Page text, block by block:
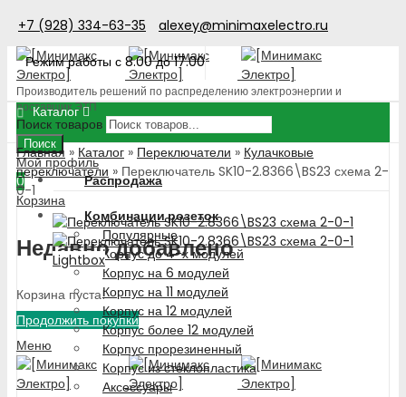
+7 (928) 334-63-35
alexey@minimaxelectro.ru
Режим работы с 8.00 до 17.00
Производитель решений по распределению электроэнергии и
поставщик ЭТП
Поиск товаров
Поиск
Мой профиль
0
Корзина
Недавно добавлено
Корзина пуста!
Продолжить покупки
Меню
Каталог
Распродажа
Комбинации розеток
Популярные
Корпус до 4-х модулей
Корпус на 6 модулей
Корпус на 11 модулей
Корпус на 12 модулей
Корпус более 12 модулей
Корпус прорезиненный
Корпус из стеклопластика
Аксессуары
Главная » Каталог » Переключатели » Кулачковые
переключатели » Переключатель SK10-2.8366\BS23 схема 2-
0-1
Lightbox